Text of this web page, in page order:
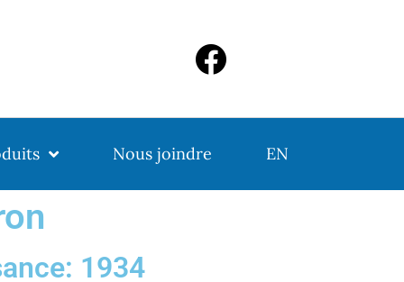
Nous joindre EN
1934